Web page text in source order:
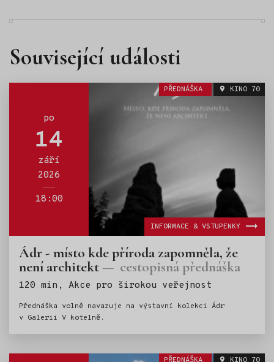
Související události
po
14
září
2026
18:00
PŘEDNÁŠKA KINO 70
Ádr - místo kde příroda zapomněla, že
není architekt cestopisná přednáška
120 min, Akce pro širokou veřejnost
Přednáška volně navazuje na výstavní kolekci Ádr
v Galerii V kotelně.
INFORMACE & VSTUPENKY